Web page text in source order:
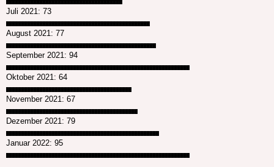
Juli 2021: 73
August 2021: 77
September 2021: 94
Oktober 2021: 64
November 2021: 67
Dezember 2021: 79
Januar 2022: 95